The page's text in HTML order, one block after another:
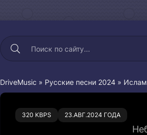
DriveMusic » Русские песни 2024 »
320 KBPS 23.АВГ.2024 ГОДА
0 0